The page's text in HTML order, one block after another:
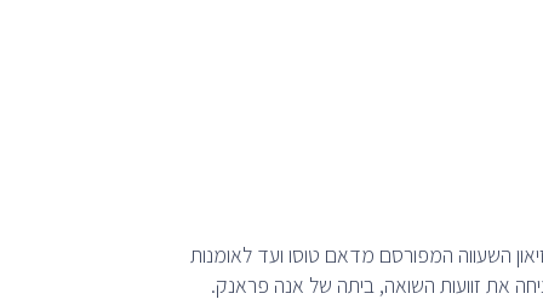
השעווה המפורסם מדאם טוסו ועד לאומנות
את זוועות השואה, ביתה של אנה פראנק.